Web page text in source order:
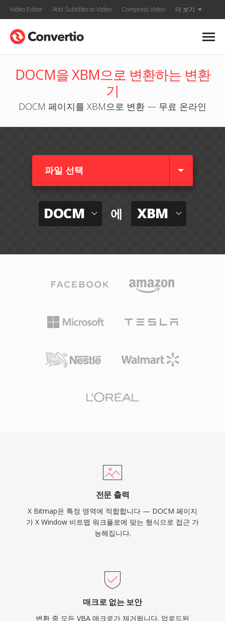
Video Editor Add Subtitles to Video Compress Video 더 보기
DOCM을 XBM으로 변환하는 변환
기
DOCM 페이지를 XBM으로 변환 — 무료 온라인
파일 선택
DOCM 에 XBM
전문 출력
X Bitmap은 특정 영역에 적합합니다 — DOCM 페이지
가 X Window 비트맵 워크플로에 맞는 형식으로 접근 가
능해집니다.
매크로 없는 보안
변환 중 모든 VBA 매크로가 제거됩니다. 업로드된